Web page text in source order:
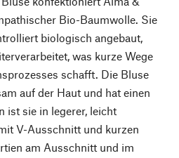
Bio-Baumwolle. Sie
biologisch angebaut,
was kurze Wege
schafft. Die Bluse
auf der Haut und hat einen
ist sie in legerer, leicht
V-Ausschnitt und kurzen
am Ausschnitt und im